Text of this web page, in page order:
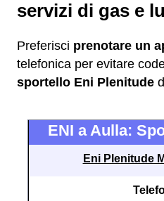
servizi di gas e
Preferisci prenotare un
telefonica per evitare
sportello Eni Plenitude
ENI a Aulla:
Eni Plenitude